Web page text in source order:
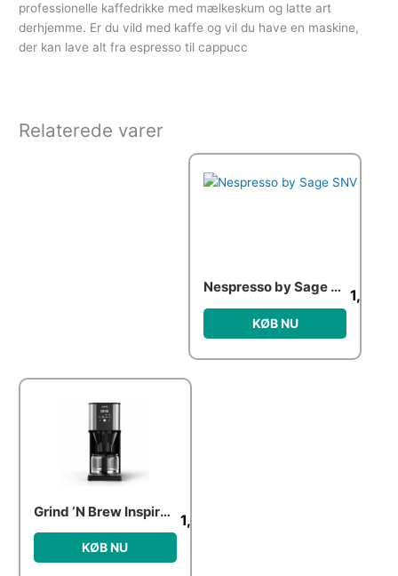
professionelle kaffedrikke med mælkeskum og latte art
derhjemme. Er du vild med kaffe og vil du have en maskine,
der kan lave alt fra espresso til cappucc
Relaterede varer
Nespresso by Sage SNV 120 Vertuo Pop kapselmaskine, lilla
KØB NU
Grind ‘N Brew Inspire Kaffemaskine 1,499.00
KØB NU